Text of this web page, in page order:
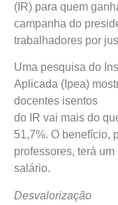
(IR) para quem
campanha do
trabalhadores por
Uma pesquisa do
Aplicada (Ipea)
docentes isentos
do IR vai mais do
51,7%. O benefício,
professores, terá
salário.
Desvalorização